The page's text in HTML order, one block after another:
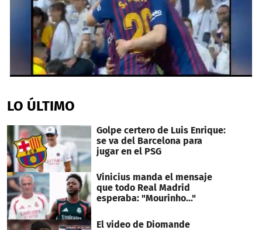
of
55
LO ÚLTIMO
Golpe certero de Luis Enrique:
se va del Barcelona para
jugar en el PSG
Vinicius manda el mensaje
que todo Real Madrid
esperaba: "Mourinho..."
El video de Diomande